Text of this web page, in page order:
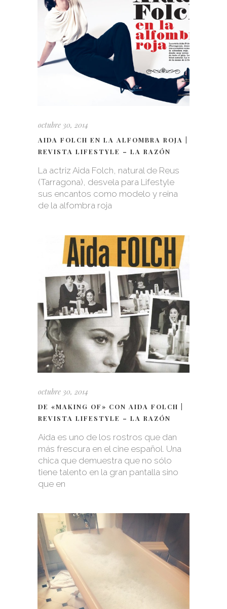
octubre 30, 2014
AIDA FOLCH EN LA ALFOMBRA ROJA |
REVISTA LIFESTYLE – LA RAZÓN
La actriz Aida Folch, natural de Reus
(Tarragona), desvela para Lifestyle
sus encantos como modelo y reina
de la alfombra roja
octubre 30, 2014
DE «MAKING OF» CON AIDA FOLCH |
REVISTA LIFESTYLE – LA RAZÓN
Aida es uno de los rostros que dan
más frescura en el cine español. Una
chica que demuestra que no sólo
tiene talento en la gran pantalla sino
que en